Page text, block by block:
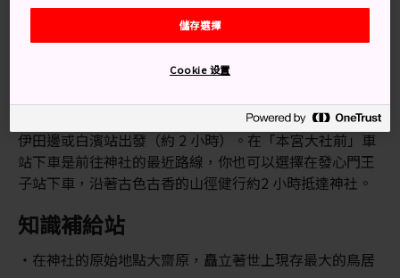
以往需要徒步走過崎嶇難行的朝聖山路才能到達熊野本
乘搭巴士前往，從新宮出發（1 小時 20 分鐘）、亦可從紀
伊田邊或白濱站出發（約 2 小時）。在「本宮大社前」車
站下車是前往神社的最近路線，你也可以選擇在發心門王
子站下車，沿著古色古香的山徑健行約2 小時抵達神社。
知識補給站
在神社的原始地點大齋原，矗立著世上現存最大的鳥居
儲存選擇
Cookie 设置